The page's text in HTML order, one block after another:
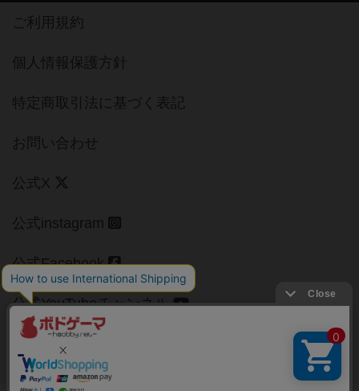
ご利用規約
個人情報保護方針
特定商取引法に基づく表記
お問い合わせ
公式X
公式instagram
公式Facebook
公式YouTubeチャンネル